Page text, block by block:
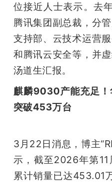
位接近人士表示。去
腾讯集团副总裁，分
支持部、云技术运营
和腾讯云安全等，并
汤道生汇报。
麒麟9030产能充足
突破453万台
3月22日消息，博主
示，截至2026年第
累计销量已达453.01